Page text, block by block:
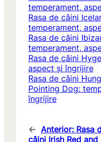
temperament,
Rasa de câini
temperament,
Rasa de câini
temperament,
Rasa de câini
aspect și îngrijire
Rasa de câini
Pointing Dog:
îngrijire
← Anterior: Rasa
câini Irish Red and